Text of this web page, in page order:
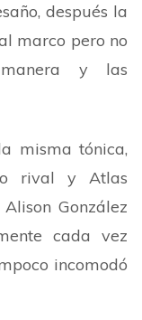
después la
marco pero no
y las
misma tónica,
rival y Atlas
González
cada vez
incomodó